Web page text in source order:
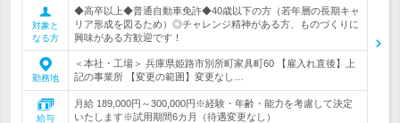
対象と
なる方
◆高卒以上◆普通自動車免許◆40歳以下の方（若年層の長期キャ
リア形成を図るため）◎チャレンジ精神がある方、ものづくりに
興味がある方歓迎です！
勤務地
＜本社・工場＞ 兵庫県姫路市別所町家具町60 【雇入れ直後】上
記の事業所 【変更の範囲】変更なし…
給与
月給 189,000円～300,000円※経験・年齢・能力を考慮して決定
いたします※試用期間6カ月（待遇変更なし）